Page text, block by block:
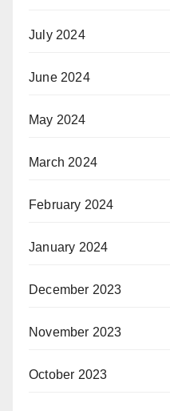
July 2024
June 2024
May 2024
March 2024
February 2024
January 2024
December 2023
November 2023
October 2023